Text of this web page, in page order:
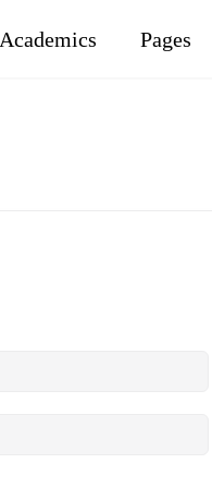
Academics Pages